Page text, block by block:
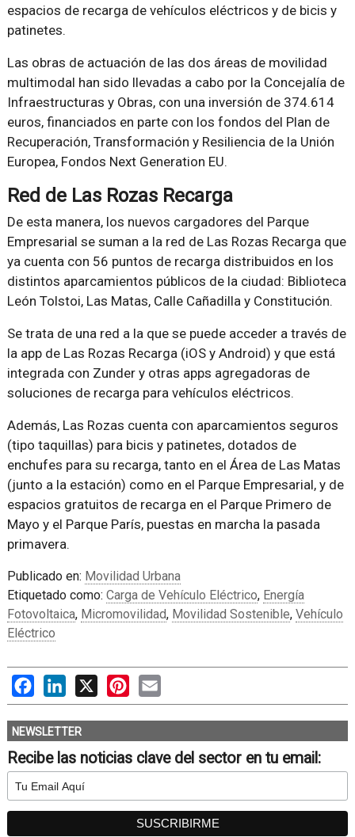
espacios de recarga de vehículos eléctricos y de bicis y
patinetes.
Las obras de actuación de las dos áreas de movilidad
multimodal han sido llevadas a cabo por la Concejalía de
Infraestructuras y Obras, con una inversión de 374.614
euros, financiados en parte con los fondos del Plan de
Recuperación, Transformación y Resiliencia de la Unión
Europea, Fondos Next Generation EU.
Red de Las Rozas Recarga
De esta manera, los nuevos cargadores del Parque
Empresarial se suman a la red de Las Rozas Recarga que
ya cuenta con 56 puntos de recarga distribuidos en los
distintos aparcamientos públicos de la ciudad: Biblioteca
León Tolstoi, Las Matas, Calle Cañadilla y Constitución.
Se trata de una red a la que se puede acceder a través de
la app de Las Rozas Recarga (iOS y Android) y que está
integrada con Zunder y otras apps agregadoras de
soluciones de recarga para vehículos eléctricos.
Además, Las Rozas cuenta con aparcamientos seguros
(tipo taquillas) para bicis y patinetes, dotados de
enchufes para su recarga, tanto en el Área de Las Matas
(junto a la estación) como en el Parque Empresarial, y de
espacios gratuitos de recarga en el Parque Primero de
Mayo y el Parque París, puestas en marcha la pasada
primavera.
Publicado en: Movilidad Urbana
Etiquetado como: Carga de Vehículo Eléctrico, Energía
Fotovoltaica, Micromovilidad, Movilidad Sostenible, Vehículo
Eléctrico
FacebookLinkedIn Pinterest
NEWSLETTER
Recibe las noticias clave del sector en tu email: